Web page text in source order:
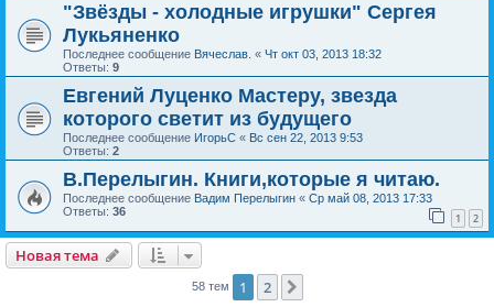
"Звёзды - холодные игрушки" Сергея
Лукьяненко
Последнее сообщение Вячеслав. « Чт окт 03, 2013 18:32
Ответы: 9
Евгений Луценко Мастеру, звезда
которого светит из будущего
Последнее сообщение ИгорьС « Вс сен 22, 2013 9:53
Ответы: 2
В.Перелыгин. Книги,которые я читаю.
Последнее сообщение Вадим Перелыгин « Ср май 08, 2013 17:33
Ответы: 36 1 2
Новая тема
58 тем 1 2